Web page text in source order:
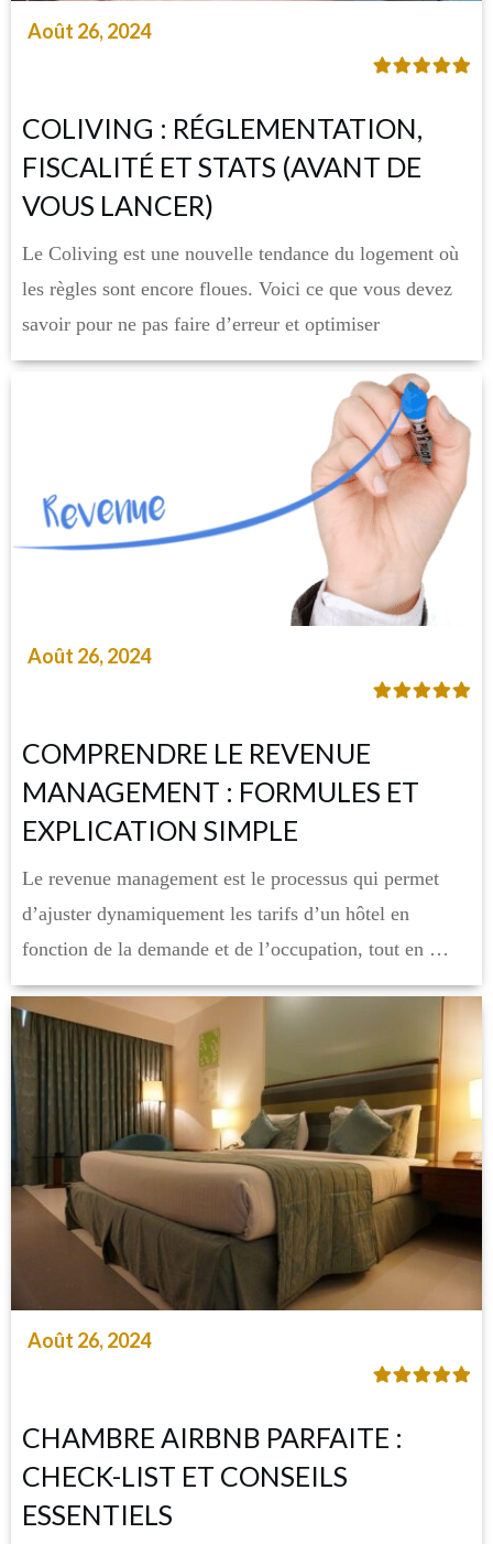
Août 26, 2024
COLIVING : RÉGLEMENTATION,
FISCALITÉ ET STATS (AVANT DE
VOUS LANCER)
Le Coliving est une nouvelle tendance du logement où
les règles sont encore floues. Voici ce que vous devez
savoir pour ne pas faire d’erreur et optimiser
Août 26, 2024
COMPRENDRE LE REVENUE
MANAGEMENT : FORMULES ET
EXPLICATION SIMPLE
Le revenue management est le processus qui permet
d’ajuster dynamiquement les tarifs d’un hôtel en
fonction de la demande et de l’occupation, tout en …
Août 26, 2024
CHAMBRE AIRBNB PARFAITE :
CHECK-LIST ET CONSEILS
ESSENTIELS